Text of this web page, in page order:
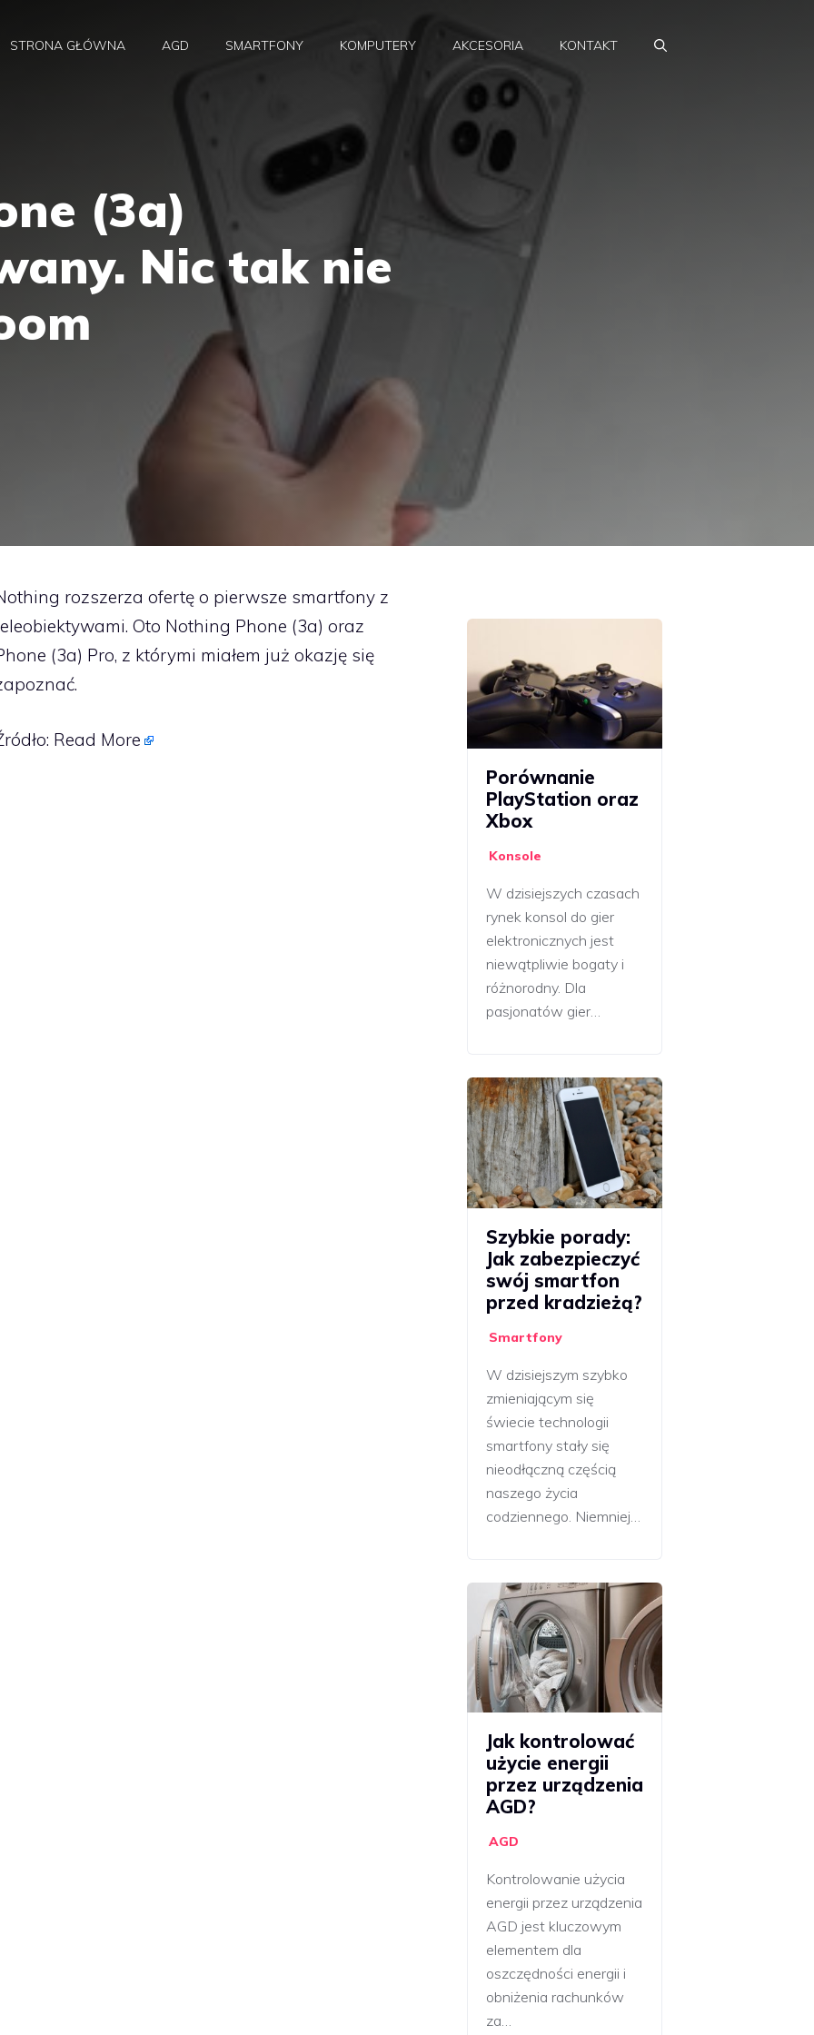
STRONA GŁÓWNA AGD SMARTFONY KOMPUTERY AKCESORIA KONTAKT
(3a)
Nic tak nie
rozszerza ofertę o pierwsze smartfony z
Oto Nothing Phone (3a) oraz
(3a) Pro, z którymi miałem już okazję się
Read More
Porównanie
PlayStation oraz
Xbox
Konsole
W dzisiejszych czasach
rynek konsol do gier
elektronicznych jest
niewątpliwie bogaty i
różnorodny. Dla
pasjonatów gier…
Szybkie porady:
Jak zabezpieczyć
swój smartfon
przed kradzieżą?
Smartfony
W dzisiejszym szybko
zmieniającym się
świecie technologii
smartfony stały się
nieodłączną częścią
naszego życia
codziennego. Niemniej…
Jak kontrolować
użycie energii
przez urządzenia
AGD?
AGD
Kontrolowanie użycia
energii przez urządzenia
AGD jest kluczowym
elementem dla
oszczędności energii i
obniżenia rachunków
za…